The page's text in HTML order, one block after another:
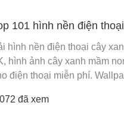
101 hình nền điện
hình nền điện thoại cây
hình ảnh cây xanh mầm
điện thoại miễn phí.
đã xem